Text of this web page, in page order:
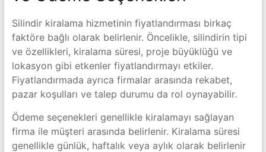
Silindir kiralama hizmetinin fiyatlandırması birkaç
faktöre bağlı olarak belirlenir. Öncelikle, silindirin tipi
ve özellikleri, kiralama süresi, proje büyüklüğü ve
lokasyon gibi etkenler fiyatlandırmayı etkiler.
Fiyatlandırmada ayrıca firmalar arasında rekabet,
pazar koşulları ve talep durumu da rol oynayabilir.
Ödeme seçenekleri genellikle kiralamayı sağlayan
firma ile müşteri arasında belirlenir. Kiralama süresi
genellikle günlük, haftalık veya aylık olarak belirlenir